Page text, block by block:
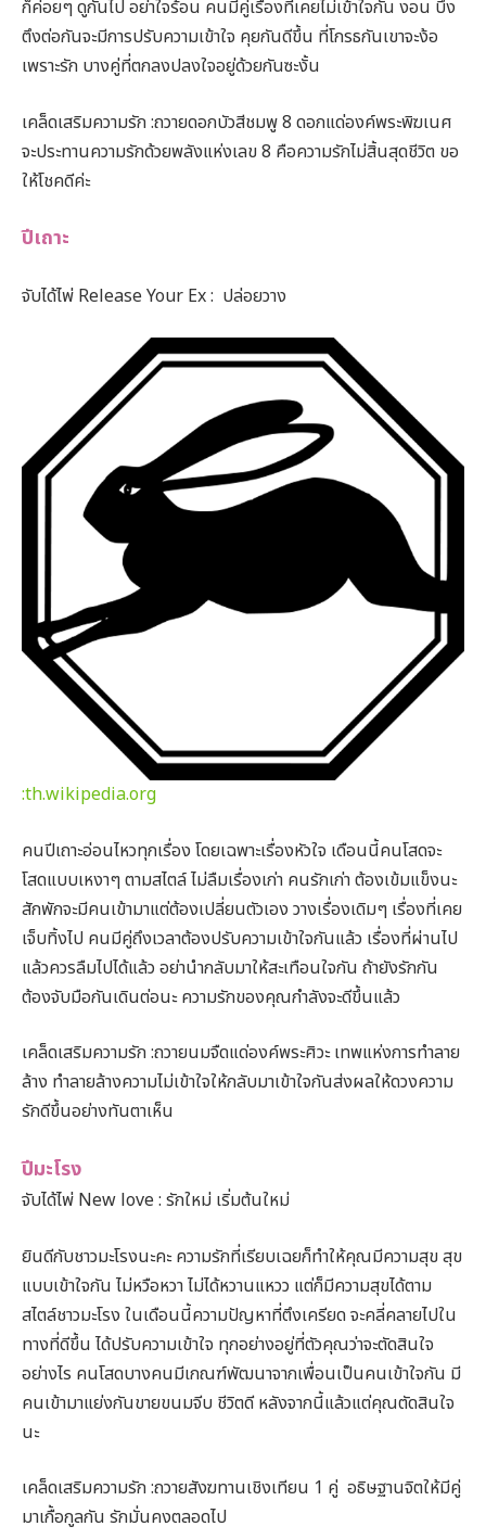
ก็ค่อยๆ ดูกันไป อย่าใจร้อน คนมีคู่เรื่องที่เคยไม่เข้าใจกัน งอน บึ้ง
ตึงต่อกันจะมีการปรับความเข้าใจ คุยกันดีขึ้น ที่โกรธกันเขาจะง้อ
เพราะรัก บางคู่ที่ตกลงปลงใจอยู่ด้วยกันซะงั้น
เคล็ดเสริมความรัก :ถวายดอกบัวสีชมพู 8 ดอกแด่องค์พระพิฆเนศ
จะประทานความรักด้วยพลังแห่งเลข 8 คือความรักไม่สิ้นสุดชีวิต ขอ
ให้โชคดีค่ะ
ปีเถาะ
จับได้ไพ่ Release Your Ex : ปล่อยวาง
:th.wikipedia.org
คนปีเถาะอ่อนไหวทุกเรื่อง โดยเฉพาะเรื่องหัวใจ เดือนนี้คนโสดจะ
โสดแบบเหงาๆ ตามสไตล์ ไม่ลืมเรื่องเก่า คนรักเก่า ต้องเข้มแข็งนะ
สักพักจะมีคนเข้ามาแต่ต้องเปลี่ยนตัวเอง วางเรื่องเดิมๆ เรื่องที่เคย
เจ็บทิ้งไป คนมีคู่ถึงเวลาต้องปรับความเข้าใจกันแล้ว เรื่องที่ผ่านไป
แล้วควรลืมไปได้แล้ว อย่านำกลับมาให้สะเทือนใจกัน ถ้ายังรักกัน
ต้องจับมือกันเดินต่อนะ ความรักของคุณกำลังจะดีขึ้นแล้ว
เคล็ดเสริมความรัก :ถวายนมจืดแด่องค์พระศิวะ เทพแห่งการทำลาย
ล้าง ทำลายล้างความไม่เข้าใจให้กลับมาเข้าใจกันส่งผลให้ดวงความ
รักดีขึ้นอย่างทันตาเห็น
ปีมะโรง
จับได้ไพ่ New love : รักใหม่ เริ่มต้นใหม่
ยินดีกับชาวมะโรงนะคะ ความรักที่เรียบเฉยก็ทำให้คุณมีความสุข สุข
แบบเข้าใจกัน ไม่หวือหวา ไม่ได้หวานแหวว แต่ก็มีความสุขได้ตาม
สไตล์ชาวมะโรง ในเดือนนี้ความปัญหาที่ตึงเครียด จะคลี่คลายไปใน
ทางที่ดีขึ้น ได้ปรับความเข้าใจ ทุกอย่างอยู่ที่ตัวคุณว่าจะตัดสินใจ
อย่างไร คนโสดบางคนมีเกณฑ์พัฒนาจากเพื่อนเป็นคนเข้าใจกัน มี
คนเข้ามาแย่งกันขายขนมจีบ ชีวิตดี หลังจากนี้แล้วแต่คุณตัดสินใจ
นะ
เคล็ดเสริมความรัก :ถวายสังฆทานเชิงเทียน 1 คู่ อธิษฐานจิตให้มีคู่
มาเกื้อกูลกัน รักมั่นคงตลอดไป